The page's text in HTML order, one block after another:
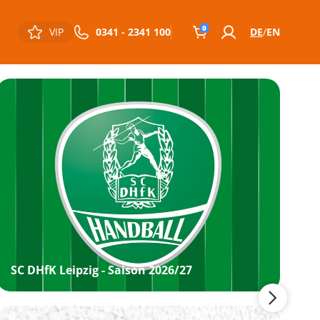
VIP 0341 - 2341 100 0 DE EN
SC DHfK Leipzig - Saison 2026/27